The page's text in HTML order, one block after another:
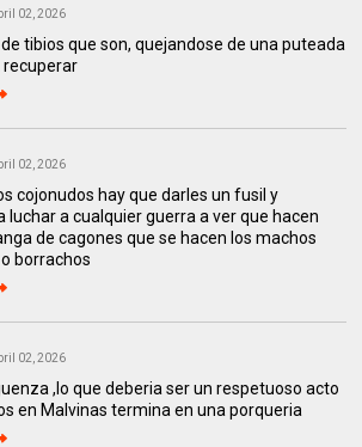
02, 2026
tibios que son, quejandose de una puteada
recuperar
02, 2026
cojonudos hay que darles un fusil y
luchar a cualquier guerra a ver que hacen
de cagones que se hacen los machos
borrachos
02, 2026
,lo que deberia ser un respetuoso acto
en Malvinas termina en una porqueria